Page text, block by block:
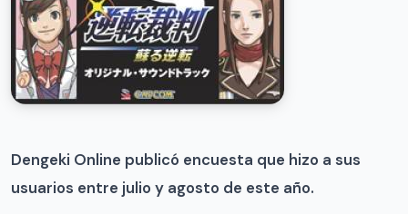
Dengeki Online publicó encuesta que hizo a sus
usuarios entre julio y agosto de este año.